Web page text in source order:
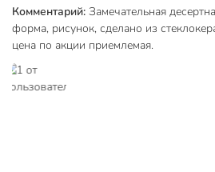
Назначение
Тематика
Комментарий: Замечательная
форма, рисунок, сделано из
цена по акции приемлемая.